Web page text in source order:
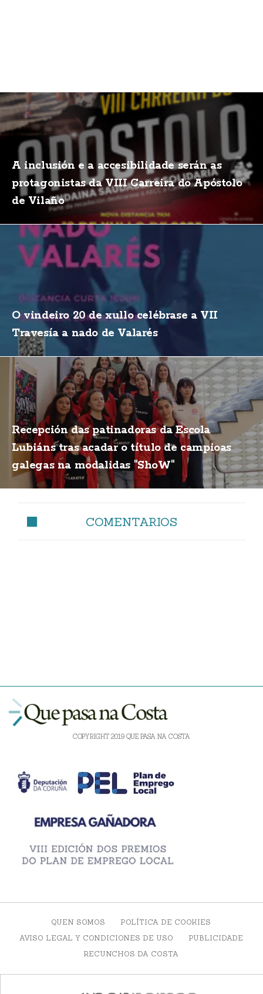
A inclusión e a accesibilidade serán as
protagonistas da VIII Carreira do Apóstolo
de Vilaño
O vindeiro 20 de xullo celébrase a VII
Travesía a nado de Valarés
Recepción das patinadoras da Escola
Lubiáns tras acadar o título de campioas
galegas na modalidas "ShoW"
COMENTARIOS
COPYRIGHT 2019 QUE PASA NA COSTA
QUEN SOMOS
POLÍTICA DE COOKIES
AVISO LEGAL Y CONDICIONES DE USO
PUBLICIDADE
RECUNCHOS DA COSTA